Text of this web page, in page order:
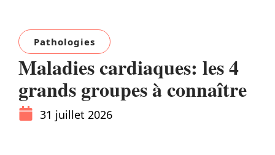
Pathologies
Maladies cardiaques: les 4
grands groupes à connaître
31 juillet 2026